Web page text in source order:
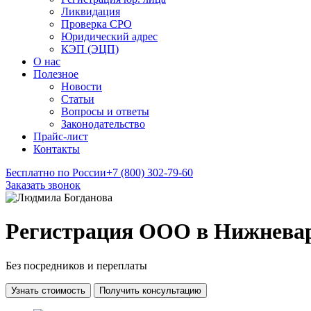
Ликвидация
Проверка СРО
Юридический адрес
КЭП (ЭЦП)
О нас
Полезное
Новости
Статьи
Вопросы и ответы
Законодательство
Прайс-лист
Контакты
Бесплатно по России+7 (800) 302-79-60
Заказать звонок
Регистрация ООО в
Без посредников и переплаты
Узнать стоимость Получить консультацию